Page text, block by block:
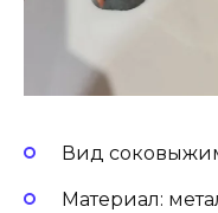
Вид
Материал: